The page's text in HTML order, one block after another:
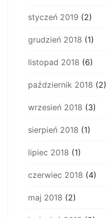
styczeń 2019 (2)
grudzień 2018 (1)
listopad 2018 (6)
październik 2018 (2)
wrzesień 2018 (3)
sierpień 2018 (1)
lipiec 2018 (1)
czerwiec 2018 (4)
maj 2018 (2)